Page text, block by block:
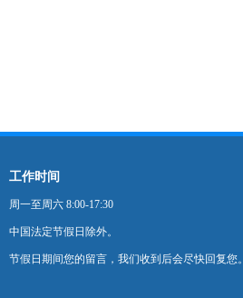
工作时间
周一至周六 8:00-17:30
中国法定节假日除外。
节假日期间您的留言，我们收到后会尽快回复您。